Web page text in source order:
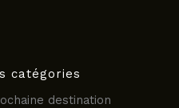
catégories
destination